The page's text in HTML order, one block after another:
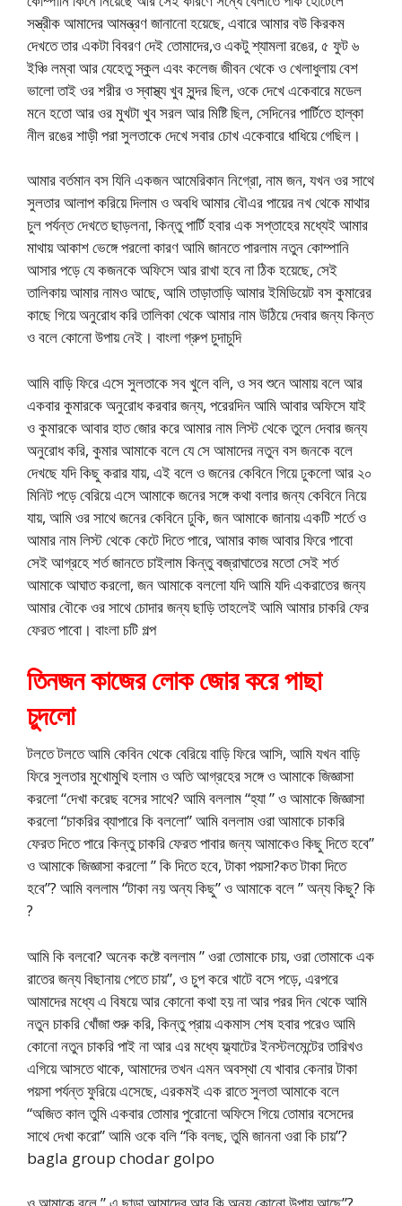
সস্ত্রীক আমাদের আমন্ত্রণ জানানো হয়েছে, এবারে আমার বউ কিরকম
দেখতে তার একটা বিবরণ দেই তোমাদের,ও একটু শ্যামলা রঙের, ৫ ফুট ৬
ইঞ্চি লম্বা আর যেহেতু স্কুল এবং কলেজ জীবন থেকে ও খেলাধুলায় বেশ
ভালো তাই ওর শরীর ও স্বাস্থ্য খুব সুন্দর ছিল, ওকে দেখে একেবারে মডেল
মনে হতো আর ওর মুখটা খুব সরল আর মিষ্টি ছিল, সেদিনের পার্টিতে হাল্কা
নীল রঙের শাড়ী পরা সুলতাকে দেখে সবার চোখ একেবারে ধাধিয়ে গেছিল।
আমার বর্তমান বস যিনি একজন আমেরিকান নিগ্রো, নাম জন, যখন ওর সাথে
সুলতার আলাপ করিয়ে দিলাম ও অবধি আমার বৌএর পায়ের নখ থেকে মাথার
চুল পর্যন্ত দেখতে ছাড়লনা, কিন্তু পার্টি হবার এক সপ্তাহের মধ্যেই আমার
মাথায় আকাশ ভেঙ্গে পরলো কারণ আমি জানতে পারলাম নতুন কোম্পানি
আসার পড়ে যে কজনকে অফিসে আর রাখা হবে না ঠিক হয়েছে, সেই
তালিকায় আমার নামও আছে, আমি তাড়াতাড়ি আমার ইমিডিয়েট বস কুমারের
কাছে গিয়ে অনুরোধ করি তালিকা থেকে আমার নাম উঠিয়ে দেবার জন্য কিন্ত
ও বলে কোনো উপায় নেই। বাংলা গ্রুপ চুদাচুদি
আমি বাড়ি ফিরে এসে সুলতাকে সব খুলে বলি, ও সব শুনে আমায় বলে আর
একবার কুমারকে অনুরোধ করবার জন্য, পরেরদিন আমি আবার অফিসে যাই
ও কুমারকে আবার হাত জোর করে আমার নাম লিস্ট থেকে তুলে দেবার জন্য
অনুরোধ করি, কুমার আমাকে বলে যে সে আমাদের নতুন বস জনকে বলে
দেখছে যদি কিছু করার যায়, এই বলে ও জনের কেবিনে গিয়ে ঢুকলো আর ২০
মিনিট পড়ে বেরিয়ে এসে আমাকে জনের সঙ্গে কথা বলার জন্য কেবিনে নিয়ে
যায়, আমি ওর সাথে জনের কেবিনে ঢুকি, জন আমাকে জানায় একটি শর্তে ও
আমার নাম লিস্ট থেকে কেটে দিতে পারে, আমার কাজ আবার ফিরে পাবো
সেই আগ্রহে শর্ত জানতে চাইলাম কিন্তু বজ্রাঘাতের মতো সেই শর্ত
আমাকে আঘাত করলো, জন আমাকে বললো যদি আমি যদি একরাতের জন্য
আমার বৌকে ওর সাথে চোদার জন্য ছাড়ি তাহলেই আমি আমার চাকরি ফের
ফেরত পাবো। বাংলা চটি গল্প
তিনজন কাজের লোক জোর করে পাছা
চুদলো
টলতে টলতে আমি কেবিন থেকে বেরিয়ে বাড়ি ফিরে আসি, আমি যখন বাড়ি
ফিরে সুলতার মুখোমুখি হলাম ও অতি আগ্রহের সঙ্গে ও আমাকে জিজ্ঞাসা
করলো “দেখা করেছ বসের সাথে? আমি বললাম “হ্যা ” ও আমাকে জিজ্ঞাসা
করলো “চাকরির ব্যাপারে কি বললো” আমি বললাম ওরা আমাকে চাকরি
ফেরত দিতে পারে কিন্তু চাকরি ফেরত পাবার জন্য আমাকেও কিছু দিতে হবে”
ও আমাকে জিজ্ঞাসা করলো ” কি দিতে হবে, টাকা পয়সা?কত টাকা দিতে
হবে”? আমি বললাম “টাকা নয় অন্য কিছু” ও আমাকে বলে ” অন্য কিছু? কি
?
আমি কি বলবো? অনেক কষ্টে বললাম ” ওরা তোমাকে চায়, ওরা তোমাকে এক
রাতের জন্য বিছানায় পেতে চায়”, ও চুপ করে খাটে বসে পড়ে, এরপরে
আমাদের মধ্যে এ বিষয়ে আর কোনো কথা হয় না আর পরর দিন থেকে আমি
নতুন চাকরি খোঁজা শুরু করি, কিন্তু প্রায় একমাস শেষ হবার পরেও আমি
কোনো নতুন চাকরি পাই না আর এর মধ্যে ফ্ল্যাটের ইনস্টলমেন্টের তারিখও
এগিয়ে আসতে থাকে, আমাদের তখন এমন অবস্থা যে খাবার কেনার টাকা
পয়সা পর্যন্ত ফুরিয়ে এসেছে, এরকমই এক রাতে সুলতা আমাকে বলে
“অজিত কাল তুমি একবার তোমার পুরোনো অফিসে গিয়ে তোমার বসেদের
সাথে দেখা করো” আমি ওকে বলি “কি বলছ, তুমি জাননা ওরা কি চায়”?
bagla group chodar golpo